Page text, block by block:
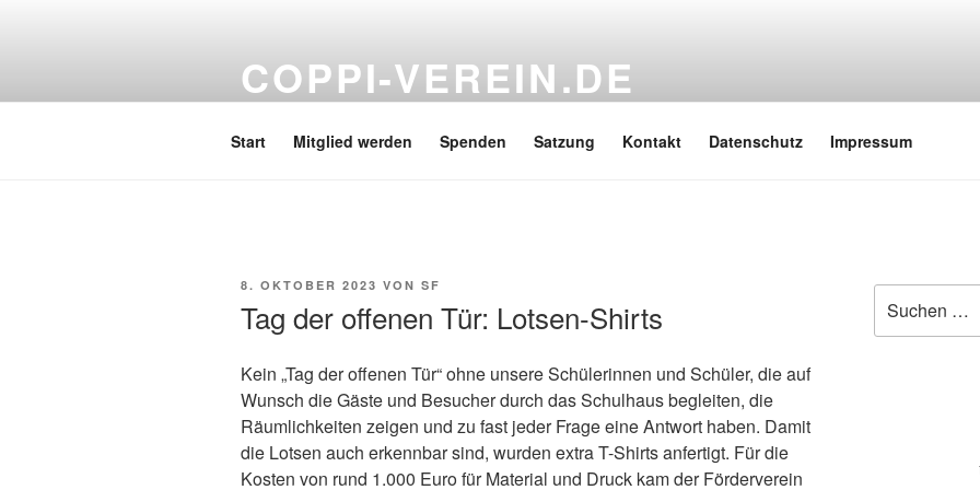
COPPI-VEREIN.DE
Start Mitglied werden Spenden Satzung Kontakt Datenschutz Impressum
VERÖFFENTLICHT
8. OKTOBER 2023 VON SF
Tag der offenen Tür: Lotsen-Shirts
Kein „Tag der offenen Tür“ ohne unsere Schülerinnen und Schüler, die auf
Wunsch die Gäste und Besucher durch das Schulhaus begleiten, die
Räumlichkeiten zeigen und zu fast jeder Frage eine Antwort haben. Damit
die Lotsen auch erkennbar sind, wurden extra T-Shirts anfertigt. Für die
Kosten von rund 1.000 Euro für Material und Druck kam der Förderverein
nach: